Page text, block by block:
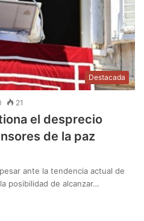
Destacada
21
el desprecio
de la paz
ante la tendencia actual de
posibilidad de alcanzar…